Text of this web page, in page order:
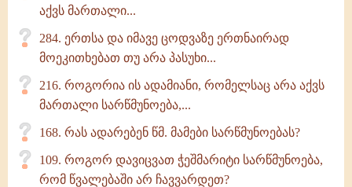
აქვს მართალი...
284. ერთსა და იმავე ცოდვაზე ერთნაირად
მოეკითხებათ თუ არა პასუხი...
216. როგორია ის ადამიანი, რომელსაც არა აქვს
მართალი სარწმუნოება,...
168. რას ადარებენ წმ. მამები სარწმუნოებას?
109. როგორ დავიცვათ ჭეშმარიტი სარწმუნოება,
რომ წვალებაში არ ჩავვარდეთ?